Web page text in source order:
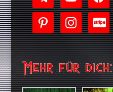
play
pinterestinstagram
cc-
stripe
Mehr für dich: